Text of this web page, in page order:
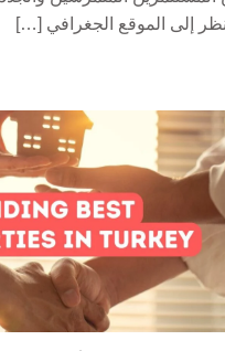
إلى الموقع الجغرافي […]